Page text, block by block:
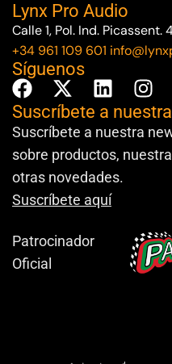
Lynx Pro Audio
Calle 1, Pol. Ind.
+34 961 109 601
Síguenos
Suscríbete a
Suscríbete a nuestra
sobre productos,
otras novedades.
Suscríbete aquí
Patrocinador
Oficial